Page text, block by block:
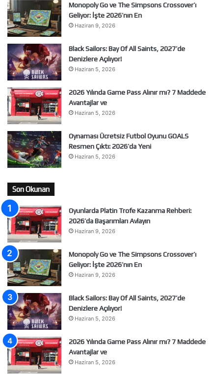
Monopoly Go ve The Simpsons Crossover’ı
Geliyor: İşte 2026’nın En
Haziran 9, 2026
Black Sailors: Bay Of All Saints, 2027’de
Denizlere Açılıyor!
Haziran 5, 2026
2026 Yılında Game Pass Alınır mı? 7 Maddede
Avantajlar ve
Haziran 5, 2026
Oynaması Ücretsiz Futbol Oyunu GOALS
Resmen Çıktı: 2026’da Yeni
Haziran 5, 2026
Son Okunan
Oyunlarda Platin Trofe Kazanma Rehberi:
2026’da Başarımları Avlayın
Haziran 9, 2026
Monopoly Go ve The Simpsons Crossover’ı
Geliyor: İşte 2026’nın En
Haziran 9, 2026
Black Sailors: Bay Of All Saints, 2027’de
Denizlere Açılıyor!
Haziran 5, 2026
2026 Yılında Game Pass Alınır mı? 7 Maddede
Avantajlar ve
Haziran 5, 2026